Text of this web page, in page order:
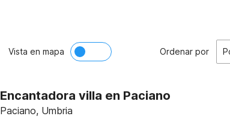
Vista en mapa Ordenar por
Encantadora villa en Paciano
Paciano, Umbria